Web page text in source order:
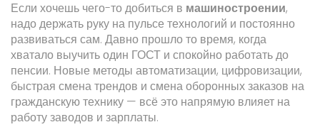
Если хочешь чего-то добиться в машиностроении,
надо держать руку на пульсе технологий и постоянно
развиваться сам. Давно прошло то время, когда
хватало выучить один ГОСТ и спокойно работать до
пенсии. Новые методы автоматизации, цифровизации,
быстрая смена трендов и смена оборонных заказов на
гражданскую технику — всё это напрямую влияет на
работу заводов и зарплаты.